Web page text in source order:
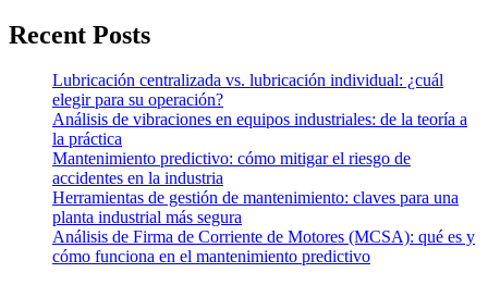
Recent Posts
Lubricación centralizada vs. lubricación individual: ¿cuál
elegir para su operación?
Análisis de vibraciones en equipos industriales: de la teoría a
la práctica
Mantenimiento predictivo: cómo mitigar el riesgo de
accidentes en la industria
Herramientas de gestión de mantenimiento: claves para una
planta industrial más segura
Análisis de Firma de Corriente de Motores (MCSA): qué es y
cómo funciona en el mantenimiento predictivo